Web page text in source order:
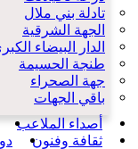
تادلة بني ملال
الجهة الشرقية
الدار البيضاء
طنجة الحسيمة
جهة الصحراء
باقي الجهات
أصداء الملاعب
ثقافة وفنون